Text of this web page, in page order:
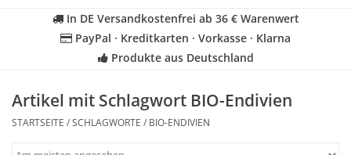
Kräuter
In DE Versandkostenfrei ab 36 € Warenwert
PayPal · Kreditkarten · Vorkasse · Klarna
Produkte aus Deutschland
Artikel mit Schlagwort BIO-Endivien
STARTSEITE /SCHLAGWORTE / BIO-ENDIVIEN